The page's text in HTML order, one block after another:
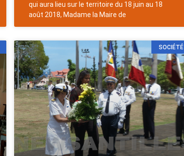
qui aura lieu sur le territoire du 18 juin au 18
août 2018, Madame la Maire de
SOCIÉTÉ